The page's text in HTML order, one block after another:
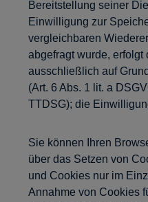
Bereitstellung seiner
Einwilligung zur
vergleichbaren
abgefragt wurde, erfolgt
ausschließlich auf
(Art. 6 Abs. 1 lit. a
TTDSG); die
Sie können Ihren
über das Setzen von
und Cookies nur im
Annahme von Cookies